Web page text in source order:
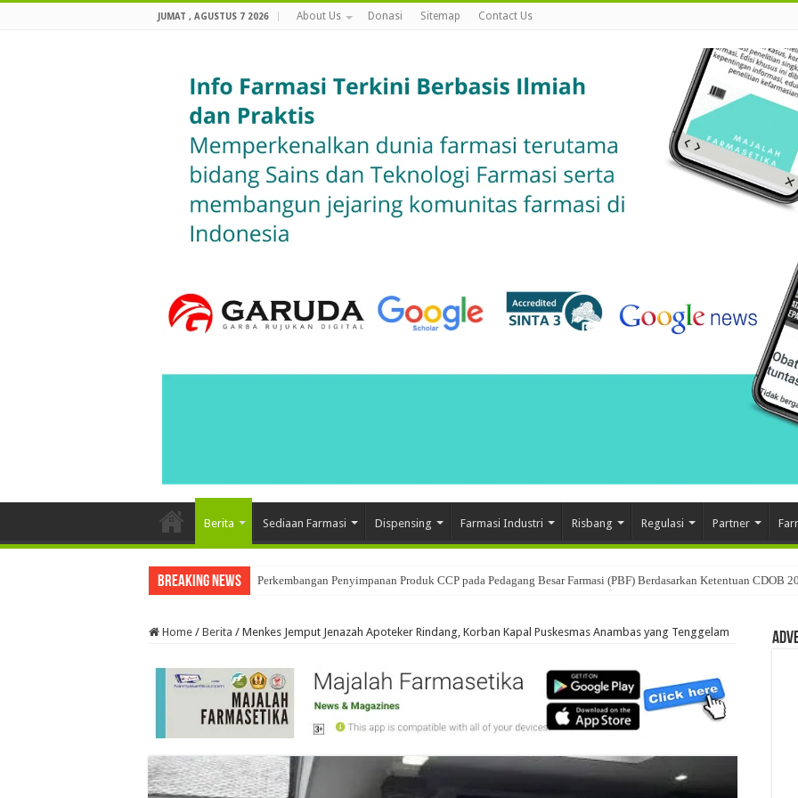
JUMAT , AGUSTUS 7 2026 About Us Donasi Sitemap Contact Us
Berita Sediaan Farmasi Dispensing Farmasi Industri Risbang Regulasi Partner
Breaking News Perkembangan Penyimpanan Produk CCP pada Pedagang Besar Farmasi (PBF) Berdasarkan Ketentuan CDOB
Ketika Obat Menunggu Keputusan: Mengenal Peran Karantina Produk dalam Distribusi Farmasi
Home / Berita / Menkes Jemput Jenazah Apoteker Rindang, Korban Kapal Puskesmas Anambas yang Tenggelam